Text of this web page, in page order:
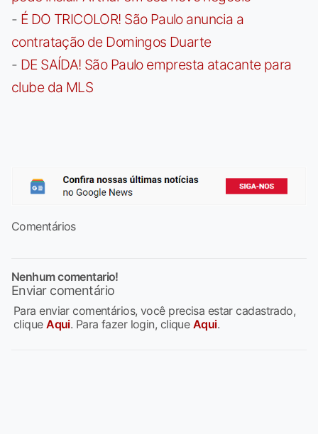
- É DO TRICOLOR! São Paulo anuncia a
contratação de Domingos Duarte
- DE SAÍDA! São Paulo empresta atacante para
clube da MLS
Comentários
Nenhum comentario!
Enviar comentário
Para enviar comentários, você precisa estar cadastrado,
cliqueAqui. Para fazer login, clique Aqui.